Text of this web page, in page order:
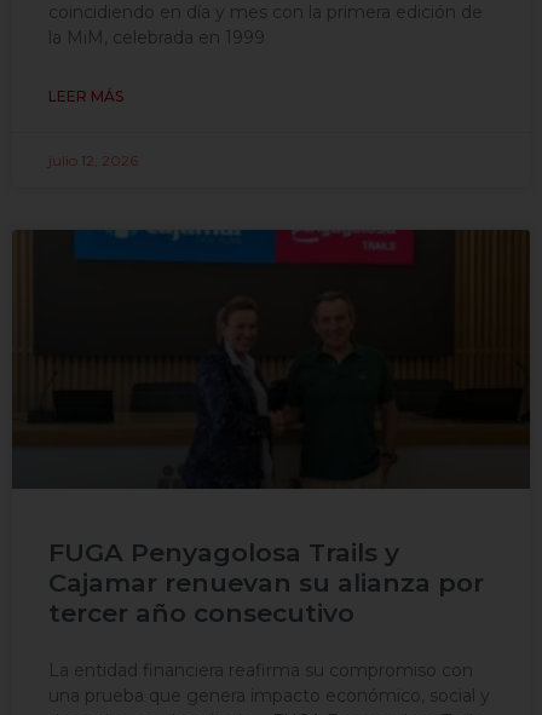
coincidiendo en día y mes con la primera edición de
la MiM, celebrada en 1999
LEER MÁS
julio 12, 2026
FUGA Penyagolosa Trails y
Cajamar renuevan su alianza por
tercer año consecutivo
La entidad financiera reafirma su compromiso con
una prueba que genera impacto económico, social y